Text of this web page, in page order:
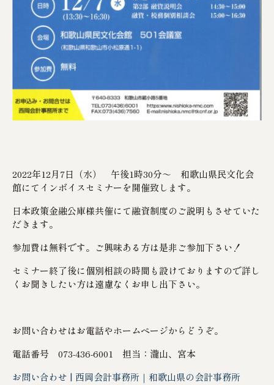
2022年12月7日（水） 午後1時30分～ 和歌山県民文化会
館にてインボイスセミナーを開催致します。
日本政策金融公庫様共催にて融資制度のご説明もさせていた
だきます。
参加費は無料です。ご興味ある方は是非ご参加下さい！
セミナー終了後に個別相談の時間も設けておりますので詳し
くお聞きしたい方は遠慮なくお申し出下さい。
お問い合わせはお電話やホームページからどうぞ。
電話番号 073-436-6001 担当：瀧山、宮本
お問い合わせ | 西岡会計事務所｜和歌山県の会計事務所